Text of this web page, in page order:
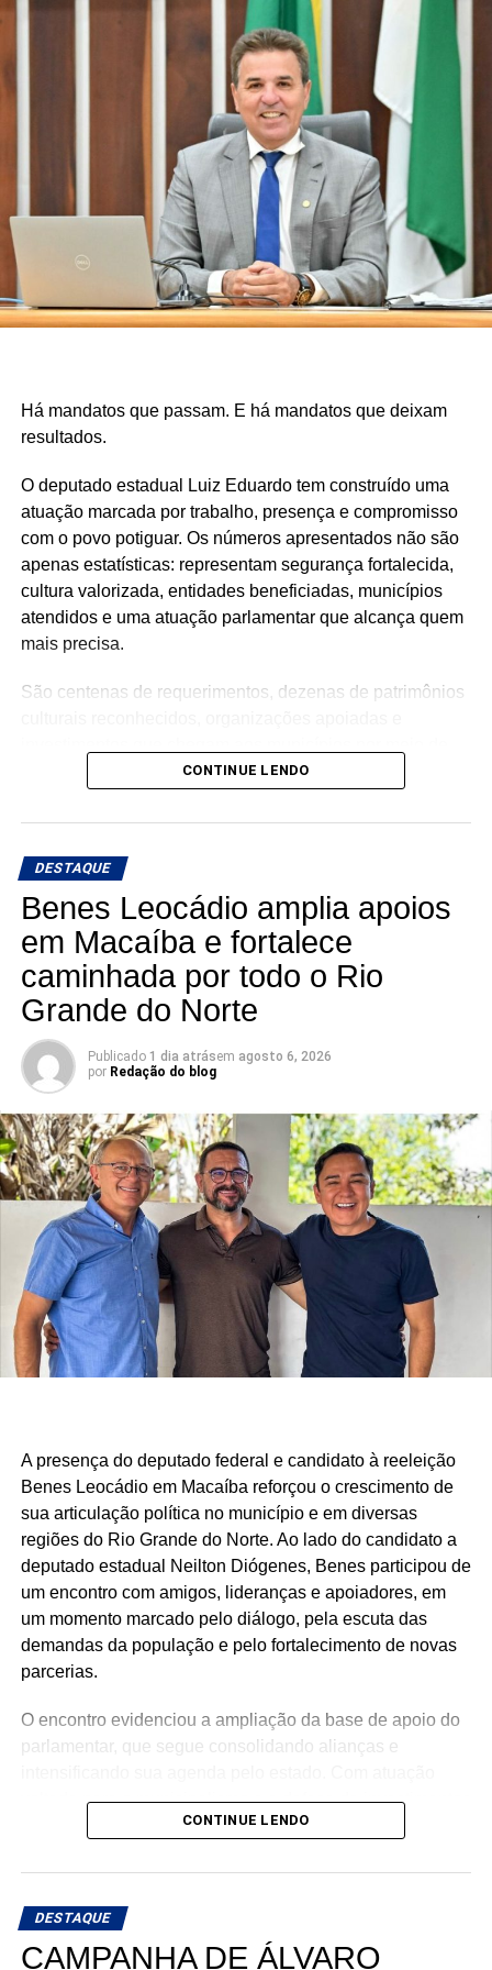
Há mandatos que passam. E há mandatos que deixam
resultados.
O deputado estadual Luiz Eduardo tem construído uma
atuação marcada por trabalho, presença e compromisso
com o povo potiguar. Os números apresentados não são
apenas estatísticas: representam segurança fortalecida,
cultura valorizada, entidades beneficiadas, municípios
atendidos e uma atuação parlamentar que alcança quem
mais precisa.
São centenas de requerimentos, dezenas de patrimônios
emendas parlamentares. Um trabalho que demonstra que
ações concretas e resultados que reforçam seu
compromisso com o desenvolvimento do Rio Grande do
Norte. Um mandato presente, atuante e comprometido em
fazer a diferença na vida dos potiguares.
KALLYANNO MOTA Emilson Santos Luiz Eduardo
Há mandatos que passam. E há mandatos que deixam
resultados.
O deputado estadual Luiz Eduardo tem construído uma
atuação marcada por trabalho, presença e compromisso
com o povo potiguar. Os números apresentados não são
apenas estatísticas: representam segurança fortalecida,
cultura valorizada, entidades beneficiadas, municípios
atendidos e uma atuação parlamentar que alcança quem
mais precisa.
São centenas de requerimentos, dezenas de patrimônios
culturais reconhecidos, organizações apoiadas e
investimentos que chegam aos municípios por meio de
Mais do que discursos, Luiz Eduardo tem apresentado
ações concretas e resultados que reforçam seu
compromisso com o desenvolvimento do Rio Grande do
Norte. Um mandato presente, atuante e comprometido em
fazer a diferença na vida dos potiguares.
CONTINUE LENDO
DESTAQUE
Benes Leocádio amplia apoios
em Macaíba e fortalece
caminhada por todo o Rio
Grande do Norte
Publicado 1 dia atrásem agosto 6, 2026
por Redação do blog
A presença do deputado federal e candidato à reeleição
Benes Leocádio em Macaíba reforçou o crescimento de
sua articulação política no município e em diversas
regiões do Rio Grande do Norte. Ao lado do candidato a
deputado estadual Neilton Diógenes, Benes participou de
um encontro com amigos, lideranças e apoiadores, em
um momento marcado pelo diálogo, pela escuta das
demandas da população e pelo fortalecimento de novas
parcerias.
O encontro evidenciou a ampliação da base de apoio do
parlamentar, que segue consolidando alianças e
voltada para o municipalismo e a defesa de investimentos
para os municípios potiguares, Benes tem reforçado o
desenvolvimento do Rio Grande do Norte.
A mobilização em Macaíba representa mais um passo na
construção de uma campanha que busca ampliar sua
CONTINUE LENDO
DESTAQUE
CAMPANHA DE ÁLVARO